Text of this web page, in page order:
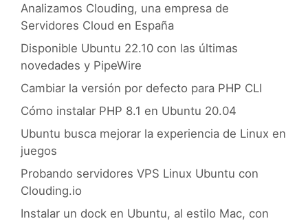
Analizamos Clouding, una empresa de
Servidores Cloud en España
Disponible Ubuntu 22.10 con las últimas
novedades y PipeWire
Cambiar la versión por defecto para PHP CLI
Cómo instalar PHP 8.1 en Ubuntu 20.04
Ubuntu busca mejorar la experiencia de Linux en
juegos
Probando servidores VPS Linux Ubuntu con
Clouding.io
Instalar un dock en Ubuntu, al estilo Mac, con